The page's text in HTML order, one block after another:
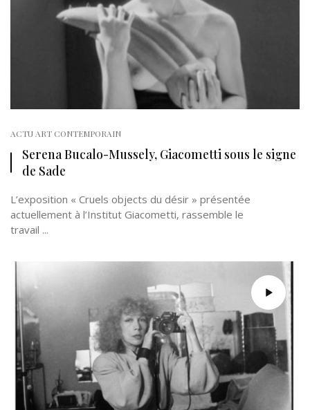
ACTU ART CONTEMPORAIN
Serena Bucalo-Mussely, Giacometti sous le signe
de Sade
L’exposition « Cruels objects du désir » présentée
actuellement à l’Institut Giacometti, rassemble le
travail ...